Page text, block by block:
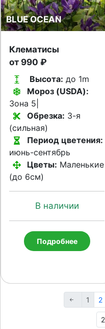
BLUE OCEAN
Клематисы
от 990 ₽
Высота: до 1m
Мороз (USDA):
Зона 5|
Обрезка: 3-я
(сильная)
Период цветения:
июнь-сентябрь
Цветы: Маленькие
(до 6см)
В наличии
Подробнее
1 2